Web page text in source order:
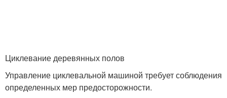
Циклевание деревянных полов
Управление циклевальной машиной требует соблюдения
определенных мер предосторожности.